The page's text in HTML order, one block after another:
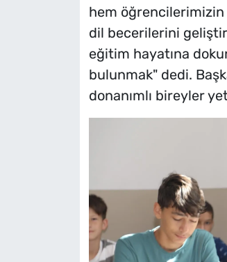
hem öğrencilerimizin
dil becerilerini
eğitim hayatına
bulunmak" dedi.
donanımlı bireyler